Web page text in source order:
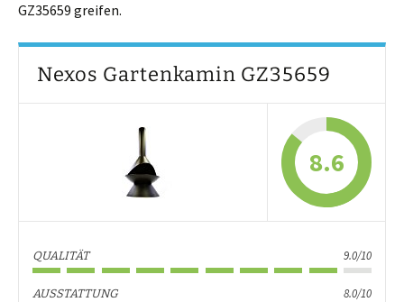
GZ35659 greifen.
Nexos Gartenkamin GZ35659
8.6
QUALITÄT 9.0/10
AUSSTATTUNG 8.0/10